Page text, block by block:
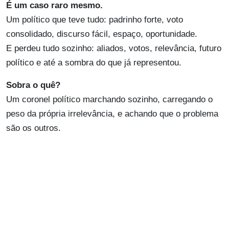
É um caso raro mesmo.
Um político que teve tudo: padrinho forte, voto
consolidado, discurso fácil, espaço, oportunidade.
E perdeu tudo sozinho: aliados, votos, relevância, futuro
político e até a sombra do que já representou.
Sobra o quê?
Um coronel político marchando sozinho, carregando o
peso da própria irrelevância, e achando que o problema
são os outros.